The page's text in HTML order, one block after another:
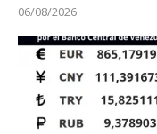
06/08/2026